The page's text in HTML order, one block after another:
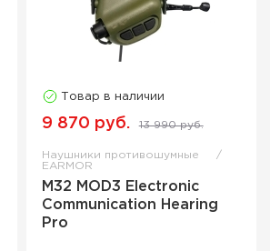
Товар в наличии
9 870 руб. 13 990 руб.
Наушники противошумные
EARMOR
M32 MOD3 Electronic
Communication Hearing
Pro